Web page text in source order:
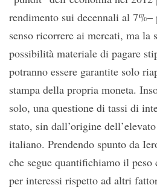
rendimento sui decennali al 7%–
senso ricorrere ai mercati, ma la
possibilità materiale di pagare
potranno essere garantite solo
stampa della propria moneta.
solo, una questione di tassi di
stato, sin dall’origine
italiano. Prendendo spunto da
che segue quantifichiamo il peso
per interessi rispetto ad altri